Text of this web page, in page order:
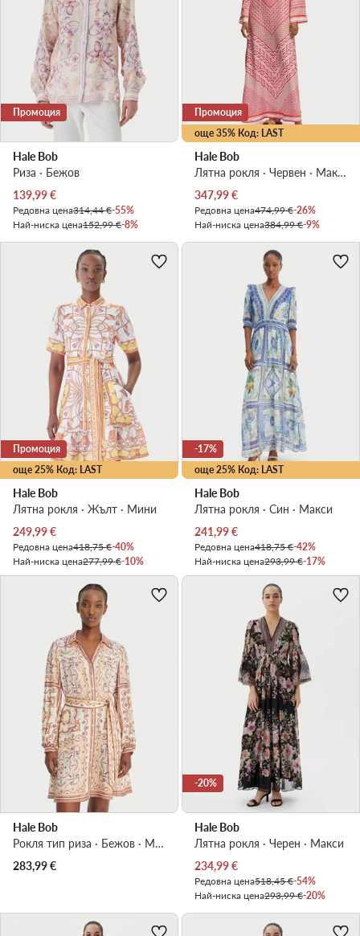
Промоция
Hale Bob
Риза · Бежов
Актуална цена
139,99€
Редовна цена314,44 €-55%
Най-ниска цена152,99 €-8%
още 35% Код: LAST
Промоция
Hale Bob
Лятна рокля · Червен · Макси
Актуална цена
347,99€
Редовна цена474,99 €-26%
Най-ниска цена384,99 €-9%
още 25% Код: LAST
Промоция
Hale Bob
Лятна рокля · Жълт · Мини
Актуална цена
249,99€
Редовна цена418,75 €-40%
Най-ниска цена277,99 €-10%
още 25% Код: LAST
-17%
Hale Bob
Лятна рокля · Син · Макси
Актуална цена
241,99€
Редовна цена418,75 €-42%
Най-ниска цена293,99 €-17%
Hale Bob
Рокля тип риза · Бежов · Мини
283,99€
-20%
Hale Bob
Лятна рокля · Черен · Макси
Актуална цена
234,99€
Редовна цена518,45 €-54%
Най-ниска цена293,99 €-20%